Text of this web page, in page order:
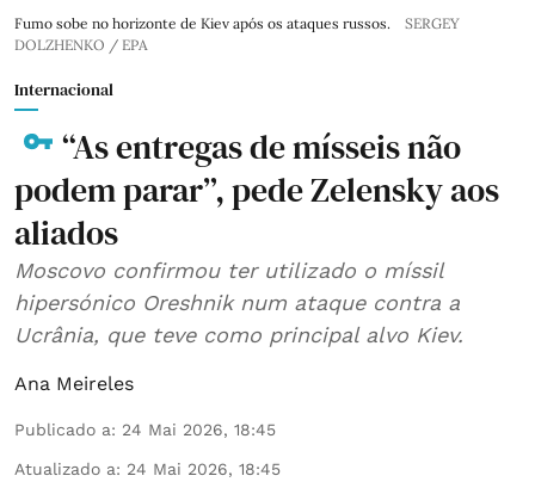
Fumo sobe no horizonte de Kiev após os ataques russos.
SERGEY
DOLZHENKO / EPA
Internacional
“As entregas de mísseis não
podem parar”, pede Zelensky aos
aliados
Moscovo confirmou ter utilizado o míssil
hipersónico Oreshnik num ataque contra a
Ucrânia, que teve como principal alvo Kiev.
Ana Meireles
Publicado a: 24 Mai 2026, 18:45
Atualizado a: 24 Mai 2026, 18:45